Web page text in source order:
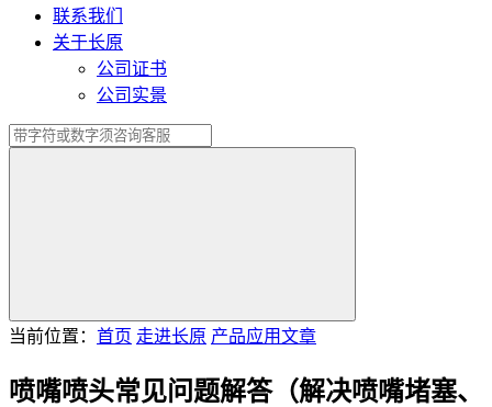
联系我们
关于长原
公司证书
公司实景
当前位置： 首页 走进长原 产品应用文章
喷嘴喷头常见问题解答（解决喷嘴堵塞、